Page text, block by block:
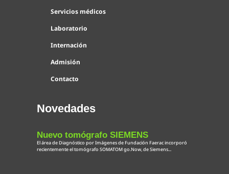
Servicios médicos
Laboratorio
Internación
Admisión
Contacto
Novedades
Nuevo tomógrafo SIEMENS
El área de Diagnóstico por Imágenes de Fundación Faerac incorporó
recientemente el tomógrafo SOMATOM go.Now, de Siemens...